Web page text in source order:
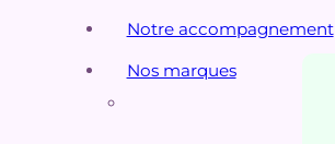
Notre accompagnement
Nos marques